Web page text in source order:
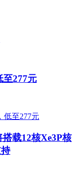
至277元
载12核Xe3P核